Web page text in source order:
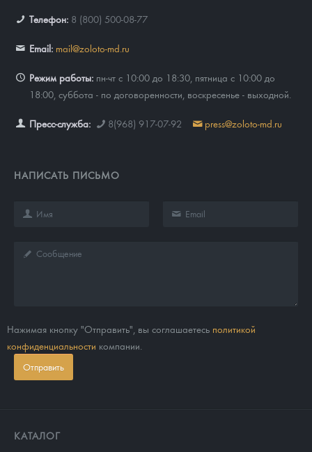
Телефон: 8 (800) 500-08-77
Email: mail@zoloto-md.ru
Режим работы: пн-чт с 10:00 до 18:30, пятница с 10:00 до
18:00, суббота - по договоренности, воскресенье - выходной.
Пресс-служба: 8(968) 917-07-92 press@zoloto-md.ru
НАПИСАТЬ ПИСЬМО
Нажимая кнопку "Отправить", вы соглашаетесь политикой
конфиденциальности компании.
Отправить
КАТАЛОГ